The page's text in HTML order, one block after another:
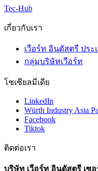
Tec-Hub
เกี่ยวกับเรา
เวือร์ท อินดัสตรี ประ
กลุ่มบริษัทเวือร์ท
โซเชียลมีเดีย
LinkedIn
Würth Industry Asia
Facebook
Tiktok
ติดต่อเรา
บริษัท เวือร์ท อินดัสตรี เซ